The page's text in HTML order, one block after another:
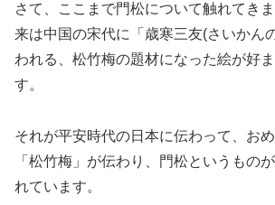
さて、ここまで門松について触れてき
来は中国の宋代に「歳寒三友(さいかん
われる、松竹梅の題材になった絵が好
す。
それが平安時代の日本に伝わって、お
「松竹梅」が伝わり、門松というもの
れています。